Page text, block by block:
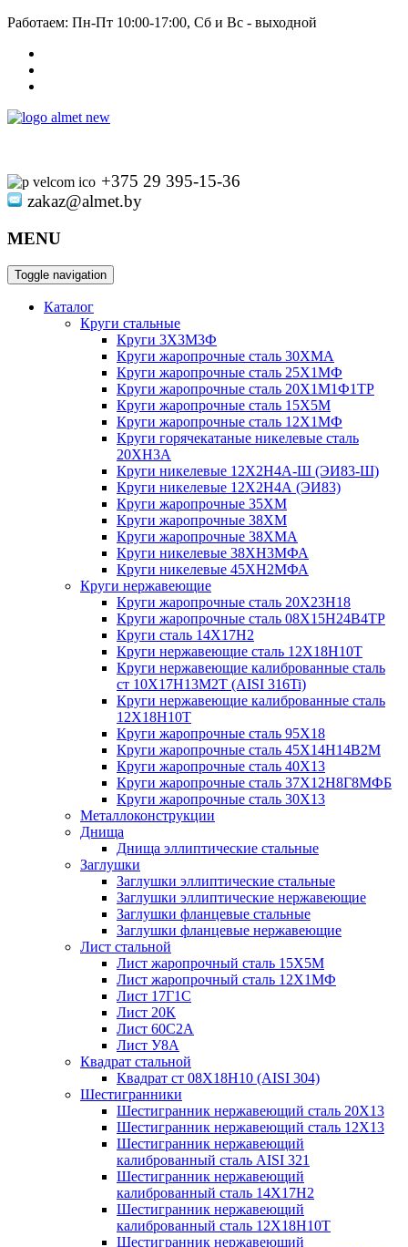
Работаем: Пн-Пт 10:00-17:00, Сб и Вс - выходной
+375 29 395-15-36
zakaz@almet.by
MENU
Toggle navigation
Каталог
Круги стальные
Круги 3Х3М3Ф
Круги жаропрочные сталь 30ХМА
Круги жаропрочные сталь 25Х1МФ
Круги жаропрочные сталь 20Х1М1Ф1ТР
Круги жаропрочные сталь 15Х5М
Круги жаропрочные сталь 12Х1МФ
Круги горячекатаные никелевые сталь
20ХН3А
Круги никелевые 12Х2Н4А-Ш (ЭИ83-Ш)
Круги никелевые 12Х2Н4А (ЭИ83)
Круги жаропрочные 35ХМ
Круги жаропрочные 38ХМ
Круги жаропрочные 38ХМА
Круги никелевые 38XH3MФА
Круги никелевые 45ХН2МФА
Круги нержавеющие
Круги жаропрочные сталь 20Х23Н18
Круги жаропрочные сталь 08Х15Н24В4ТР
Круги сталь 14Х17Н2
Круги нержавеющие сталь 12Х18Н10Т
Круги нержавеющие калиброванные сталь
ст 10Х17Н13М2Т (AISI 316Ti)
Круги нержавеющие калиброванные сталь
12Х18Н10Т
Круги жаропрочные сталь 95Х18
Круги жаропрочные сталь 45Х14Н14В2М
Круги жаропрочные сталь 40Х13
Круги жаропрочные сталь 37Х12Н8Г8МФБ
Круги жаропрочные сталь 30Х13
Металлоконструкции
Днища
Днища эллиптические стальные
Заглушки
Заглушки эллиптические стальные
Заглушки эллиптические нержавеющие
Заглушки фланцевые стальные
Заглушки фланцевые нержавеющие
Лист стальной
Лист жаропрочный сталь 15Х5М
Лист жаропрочный сталь 12Х1МФ
Лист 17Г1С
Лист 20К
Лист 60С2А
Лист У8А
Квадрат стальной
Квадрат ст 08Х18Н10 (AISI 304)
Шестигранники
Шестигранник нержавеющий сталь 20Х13
Шестигранник нержавеющий сталь 12Х13
Шестигранник нержавеющий
калиброванный сталь AISI 321
Шестигранник нержавеющий
калиброванный сталь 14Х17Н2
Шестигранник нержавеющий
калиброванный сталь 12Х18Н10Т
Шестигранник нержавеющий